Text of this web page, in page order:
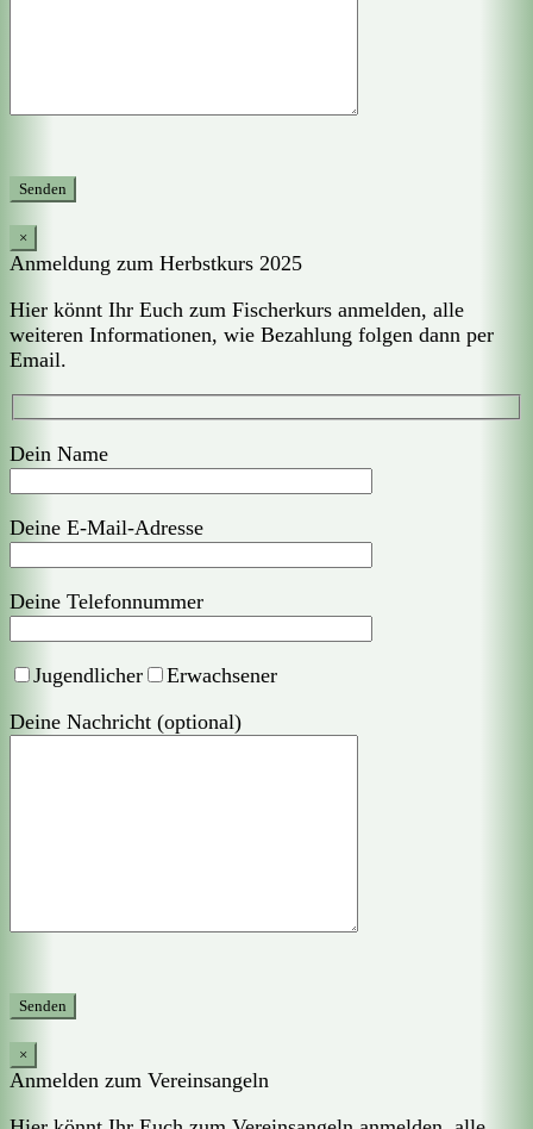
×
Anmeldung zum Herbstkurs 2025
Hier könnt Ihr Euch zum Fischerkurs anmelden, alle
weiteren Informationen, wie Bezahlung folgen dann per
Email.
Dein Name
Deine E-Mail-Adresse
Deine Telefonnummer
Jugendlicher
Erwachsener
Deine Nachricht (optional)
×
Anmelden zum Vereinsangeln